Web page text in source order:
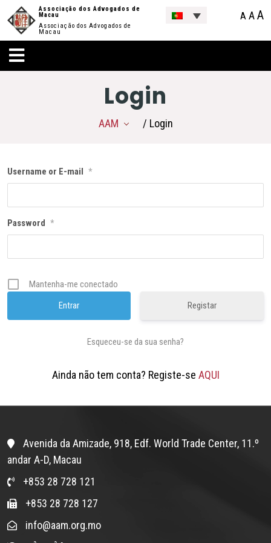
Associação dos Advogados de
Macau
Associação dos Advogados de
Macau
A AA
Login
AAM / Login
Username or E-mail *
Password *
Mantenha-me conectado
Registar
Esqueceu-se da sua senha?
Ainda não tem conta? Registe-se AQUI
Avenida da Amizade, 918, Edf. World Trade Center, 11.º
andar A-D, Macau
+853 28 728 121
+853 28 728 127
info@aam.org.mo